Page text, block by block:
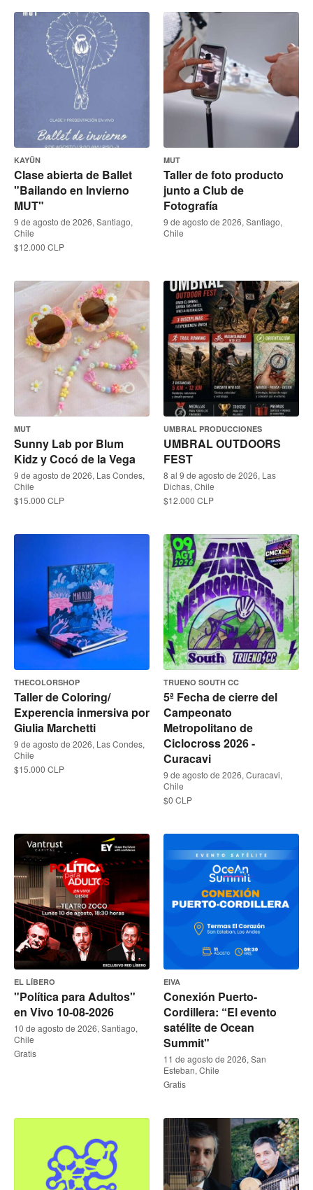
KAYÜN
Clase abierta de Ballet
"Bailando en Invierno
MUT"
9 de agosto de 2026, Santiago,
Chile
$12.000 CLP
MUT
Taller de foto producto
junto a Club de
Fotografía
9 de agosto de 2026, Santiago,
Chile
MUT
Sunny Lab por Blum
Kidz y Cocó de la Vega
9 de agosto de 2026, Las Condes,
Chile
$15.000 CLP
UMBRAL PRODUCCIONES
UMBRAL OUTDOORS
FEST
8 al 9 de agosto de 2026, Las
Dichas, Chile
$12.000 CLP
THECOLORSHOP
Taller de Coloring/
Experencia inmersiva por
Giulia Marchetti
9 de agosto de 2026, Las Condes,
Chile
$15.000 CLP
TRUENO SOUTH CC
5ª Fecha de cierre del
Campeonato
Metropolitano de
Ciclocross 2026 -
Curacavi
9 de agosto de 2026, Curacavi,
Chile
$0 CLP
EL LÍBERO
"Política para Adultos"
en Vivo 10-08-2026
10 de agosto de 2026, Santiago,
Chile
Gratis
EIVA
Conexión Puerto-
Cordillera: “El evento
satélite de Ocean
Summit"
11 de agosto de 2026, San
Esteban, Chile
Gratis